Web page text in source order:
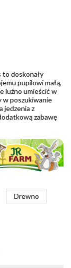
to doskonały
pupilowi małą,
luźno umieścić w
w poszukiwanie
jedzenia z
zabawę
Drewno